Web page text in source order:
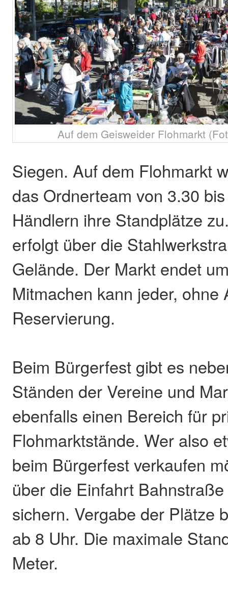
Auf dem Geisweider Flohmarkt
Siegen. Auf dem Flohmarkt
das Ordnerteam von 3.30
Händlern ihre Standplätze
erfolgt über die
Gelände. Der Markt endet
Mitmachen kann jeder, ohne
Reservierung.
Beim Bürgerfest gibt es
Ständen der Vereine und
ebenfalls einen Bereich für
Flohmarktstände. Wer also
beim Bürgerfest verkaufen
über die Einfahrt
sichern. Vergabe der Plätze
ab 8 Uhr. Die maximale
Meter.